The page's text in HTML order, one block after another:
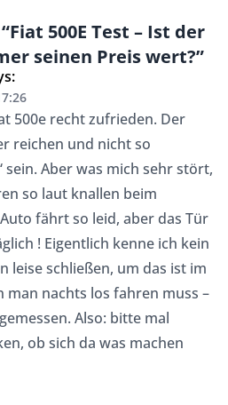
500E Test – Ist der
seinen Preis wert?”
500e recht zufrieden. Der
reichen und nicht so
sein. Aber was mich sehr stört,
so laut knallen beim
fährt so leid, aber das Tür
! Eigentlich kenne ich kein
leise schließen, um das ist im
man nachts los fahren muss –
Also: bitte mal
ob sich da was machen